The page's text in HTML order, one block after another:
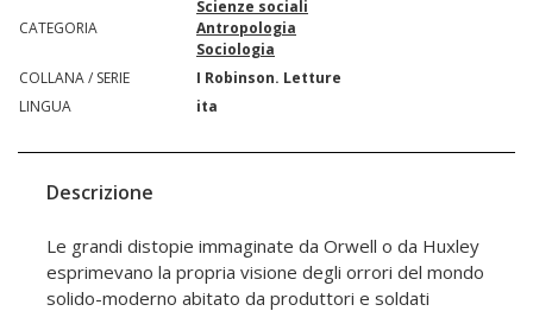
CATEGORIA
Scienze sociali
Antropologia
Sociologia
COLLANA / SERIE
I Robinson. Letture
LINGUA
ita
Descrizione
Le grandi distopie immaginate da Orwell o da Huxley
esprimevano la propria visione degli orrori del mondo
solido-moderno abitato da produttori e soldati